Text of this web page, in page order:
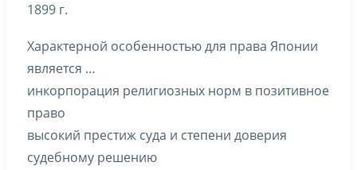
1899 г.
Характерной особенностью для права Японии
является …
инкорпорация религиозных норм в позитивное
право
высокий престиж суда и степени доверия
судебному решению